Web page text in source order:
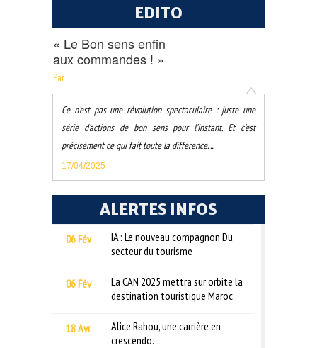
EDITO
« Le Bon sens enfin
aux commandes ! »
Par
Ce n’est pas une révolution spectaculaire : juste une
série d’actions de bon sens pour l’instant. Et c’est
précisément ce qui fait toute la différence. ...
17/04/2025
ALERTES INFOS
06 Fév
IA : Le nouveau compagnon Du
secteur du tourisme
06 Fév
La CAN 2025 mettra sur orbite la
destination touristique Maroc
18 Avr
Alice Rahou, une carrière en
crescendo.